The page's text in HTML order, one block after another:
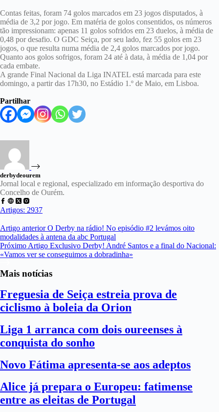
Contas feitas, foram 74 golos marcados em 23 jogos disputados, à
média de 3,2 por jogo. Em matéria de golos consentidos, os números
tão impressionam: apenas 11 golos sofridos em 23 duelos, à média de
0,48 por desafio. O GDC Seiça, por seu lado, fez 55 golos em 23
jogos, o que resulta numa média de 2,4 golos marcados por jogo.
Quanto aos golos sofrigos, foram 24 até à data, à média de 1,04 por
cada embate.
A grande Final Nacional da Liga INATEL está marcada para este
domingo, a partir das 17h30, no Estádio 1.º de Maio, em Lisboa.
Partilhar
derbydeourem
Jornal local e regional, especializado em informação desportiva do
Concelho de Ourém.
Artigos: 2937
Artigo anteriorO Derby na rádio! No episódio #2 levámos oito
modalidades à antena da abc Portugal
Próximo Artigo Exclusivo Derby! André Santos e a final do Nacional:
«Vamos ver se conseguimos a dobradinha»
Mais notícias
Freguesia de Seiça estreia prova de
ciclismo à boleia da Orion
Liga 1 arranca com dois oureenses à
conquista do sonho
Novo Fátima apresenta-se aos adeptos
Alice já prepara o Europeu: fatimense
entre as eleitas de Portugal